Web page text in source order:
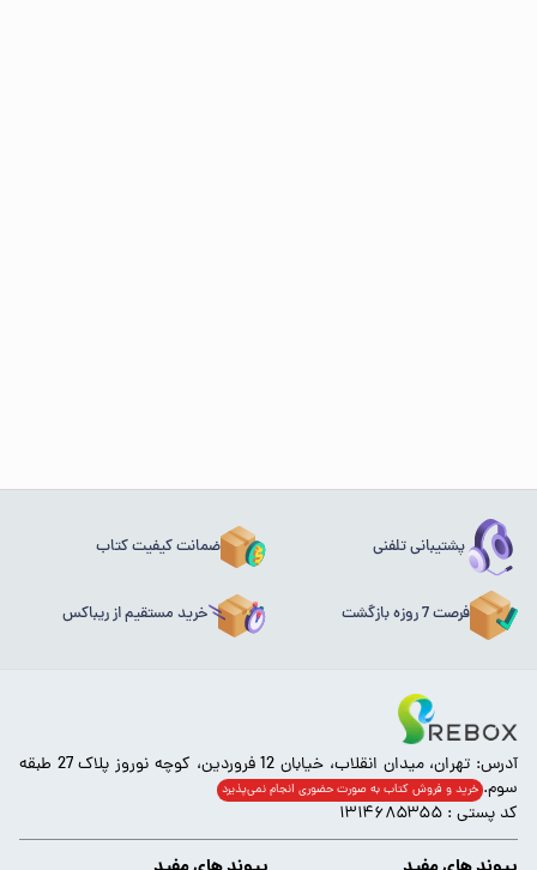
پشتیبانی تلفنی ضمانت کیفیت کتاب
فرصت 7 روزه بازگشت خرید مستقیم از ریباکس
آدرس: تهران، میدان انقلاب، خیابان 12 فروردین، کوچه نوروز پلاک 27 طبقه
سوم. خرید و فروش کتاب به صورت حضوری انجام‌ نمی‌پذیرد
کد پستی : ۱۳۱۴۶۸۵۳۵۵